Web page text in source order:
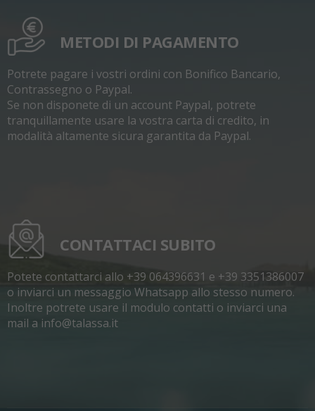
METODI DI PAGAMENTO
Potrete pagare i vostri ordini con Bonifico Bancario,
Contrassegno o Paypal.
Se non disponete di un account Paypal, potrete
tranquillamente usare la vostra carta di credito, in
modalità altamente sicura garantita da Paypal.
CONTATTACI SUBITO
Potete contattarci allo +39 064396631 e +39 3351386007
o inviarci un messaggio Whatsapp allo stesso numero.
Inoltre potrete usare il modulo contatti o inviarci una
mail a info@talassa.it